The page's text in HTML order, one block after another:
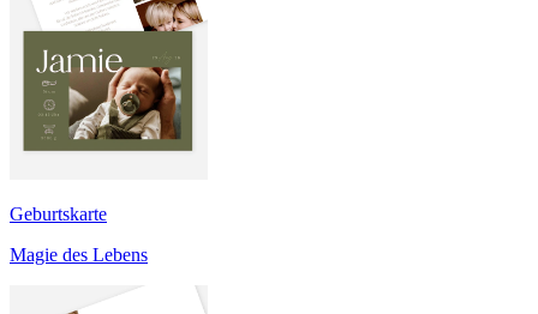
Geburtskarte
Magie des Lebens